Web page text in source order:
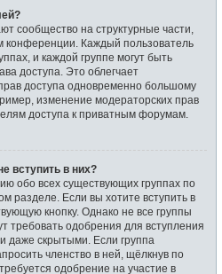
сообщество на структурные части,
Каждый пользователь
и каждой группе могут быть
доступа. Это облегчает
доступа одновременно большому
изменение модераторских прав
доступа к приватным форумам.
вступить в них?
обо всех существующих группах по
разделе. Если вы хотите вступить в
кнопку. Однако не все группы
требовать одобрения для вступления
даже скрытыми. Если группа
членство в ней, щёлкнув по
одобрение на участие в